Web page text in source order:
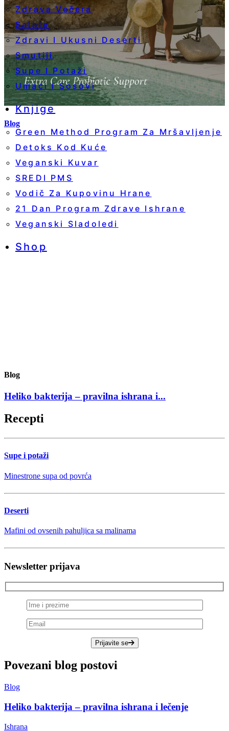
Zdrava Večera
Salate
Zdravi I Ukusni Deserti
Smutiji
Supe I Potaži
Umaci I Sosovi
Knjige
Green Method Program Za Mršavljenje
Detoks Kod Kuće
Veganski Kuvar
SREDI PMS
Vodič Za Kupovinu Hrane
21 Dan Program Zdrave Ishrane
Veganski Sladoledi
Shop
Blog
Blog
Heliko bakterija – pravilna ishrana i...
Recepti
Supe i potaži
Minestrone supa od povrća
Deserti
Mafini od ovsenih pahuljica sa malinama
Newsletter prijava
Prijavite se
Povezani blog postovi
Blog
Heliko bakterija – pravilna ishrana i lečenje
Ishrana